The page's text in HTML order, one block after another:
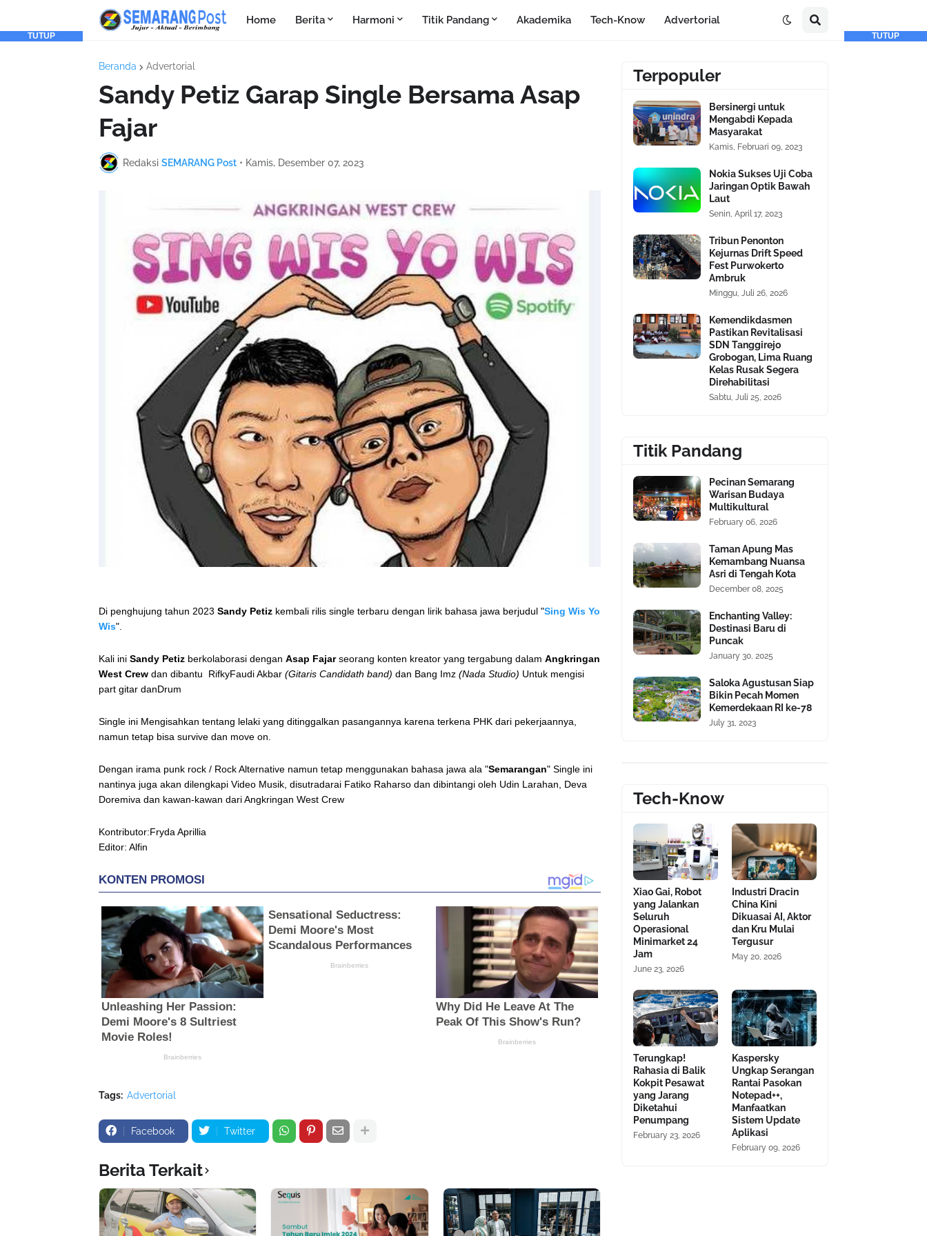
Home Berita Harmoni Titik Pandang Akademika Tech-Know Advertorial
Beranda Advertorial
Sandy Petiz Garap Single Bersama Asap
Fajar
Redaksi SEMARANG Post • Kamis, Desember 07, 2023
Di penghujung tahun 2023 Sandy Petiz kembali rilis single terbaru dengan lirik bahasa jawa berjudul "Sing Wis Yo
Wis".
Kali ini Sandy Petiz berkolaborasi dengan Asap Fajarseorang konten kreator yang tergabung dalam Angkringan
West Crew dan dibantu RifkyFaudi Akbar (Gitaris Candidath band) dan Bang Imz (Nada Studio) Untuk mengisi
part gitar danDrum
Single ini Mengisahkan tentang lelaki yang ditinggalkan pasangannya karena terkena PHK dari pekerjaannya,
namun tetap bisa survive dan move on.
Dengan irama punk rock / Rock Alternative namun tetap menggunakan bahasa jawa ala "Semarangan" Single ini
nantinya juga akan dilengkapi Video Musik, disutradarai Fatiko Raharso dan dibintangi oleh Udin Larahan, Deva
Doremiva dan kawan-kawan dari Angkringan West Crew
Kontributor:Fryda Aprillia
Editor: Alfin
Tags: Advertorial
Facebook Twitter
Berita Terkait
Terpopuler
Bersinergi untuk
Mengabdi Kepada
Masyarakat
Kamis, Februari 09, 2023
Nokia Sukses Uji Coba
Jaringan Optik Bawah
Laut
Senin, April 17, 2023
Tribun Penonton
Kejurnas Drift Speed
Fest Purwokerto
Ambruk
Minggu, Juli 26, 2026
Kemendikdasmen
Pastikan Revitalisasi
SDN Tanggirejo
Grobogan, Lima Ruang
Kelas Rusak Segera
Direhabilitasi
Sabtu, Juli 25, 2026
Titik Pandang
Pecinan Semarang
Warisan Budaya
Multikultural
February 06, 2026
Taman Apung Mas
Kemambang Nuansa
Asri di Tengah Kota
December 08, 2025
Enchanting Valley:
Destinasi Baru di
Puncak
January 30, 2025
Saloka Agustusan Siap
Bikin Pecah Momen
Kemerdekaan RI ke-78
July 31, 2023
Tech-Know
Xiao Gai, Robot
yang Jalankan
Seluruh
Operasional
Minimarket 24
Jam
June 23, 2026
Industri Dracin
China Kini
Dikuasai AI, Aktor
dan Kru Mulai
Tergusur
May 20, 2026
Terungkap!
Rahasia di Balik
Kokpit Pesawat
yang Jarang
Diketahui
Penumpang
February 23, 2026
Kaspersky
Ungkap Serangan
Rantai Pasokan
Notepad++,
Manfaatkan
Sistem Update
Aplikasi
February 09, 2026
TUTUP TUTUP